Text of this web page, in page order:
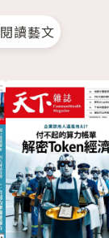
閱讀藝文